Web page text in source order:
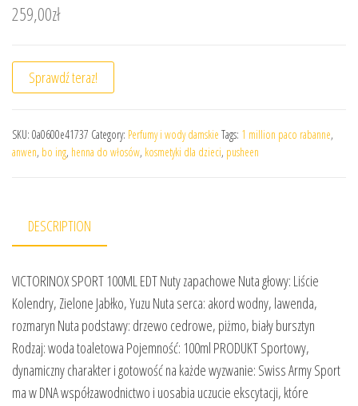
259,00zł
Sprawdź teraz!
SKU: 0a0600e41737 Category: Perfumy i wody damskie Tags: 1 million paco rabanne,
anwen, bo ing, henna do włosów, kosmetyki dla dzieci, pusheen
DESCRIPTION
VICTORINOX SPORT 100ML EDT Nuty zapachowe Nuta głowy: Liście
Kolendry, Zielone Jabłko, Yuzu Nuta serca: akord wodny, lawenda,
rozmaryn Nuta podstawy: drzewo cedrowe, piżmo, biały bursztyn
Rodzaj: woda toaletowa Pojemność: 100ml PRODUKT Sportowy,
dynamiczny charakter i gotowość na każde wyzwanie: Swiss Army Sport
ma w DNA współzawodnictwo i uosabia uczucie ekscytacji, które